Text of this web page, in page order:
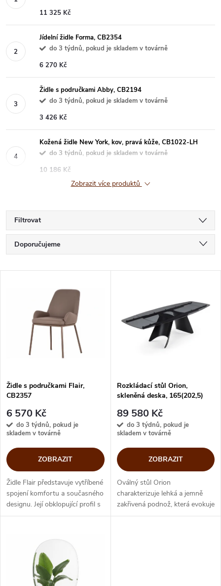
11 325 Kč
Jídelní židle Forma, CB2354
do 3 týdnů, pokud je skladem v továrně
6 270 Kč
Židle s područkami Abby, CB2194
do 3 týdnů, pokud je skladem v továrně
3 426 Kč
Kožená židle New York, kov, pravá kůže, CB1022-LH
do 3 týdnů, pokud je skladem v továrně
10 186 Kč
Zobrazit více produktů
Filtrovat
Ř
a
p
r
o
d
u
k
Doporučujeme
Nejprodávanější
Abecedně
s
p
r
o
d
u
Židle s područkami Flair,
CB2357
6 570 Kč
do 3 týdnů, pokud je
skladem v továrně
ZOBRAZIT
Židle Flair představuje vytříbené
spojení komfortu a současného
designu. Její obklopující profil s
vysokým opěradlem působí
Rozkládací stůl Orion,
skleněná deska, 165(202,5)
165
89 580 Kč
do 3 týdnů, pokud je
skladem v továrně
ZOBRAZIT
Oválný stůl Orion
charakterizuje lehká a jemně
zakřivená podnož, která evokuje
představu baletky na špičkách.